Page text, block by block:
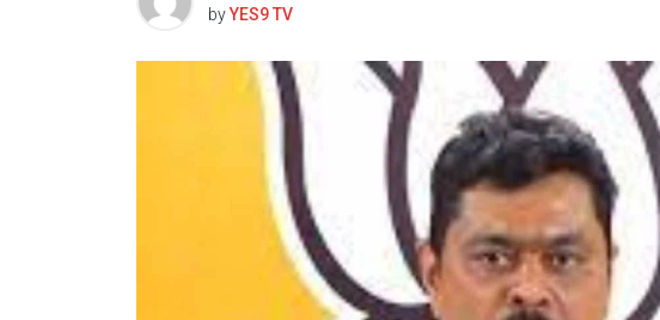
byYES9 TV